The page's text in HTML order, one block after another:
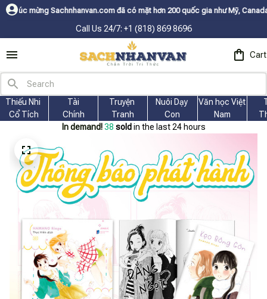
đã có mặt hơn 200 quốc gia như Mỹ, Canada, Úc, Nhật, Hàn, và
Call Us 24/7: +1 (818) 869 8696
Cart
Thiếu Nhi
Cổ Tích
Tài
Chính
Truyện
Tranh
Nuôi Dạy
Con
Văn học Việt
Nam
In demand! 38 sold in the last 24 hours